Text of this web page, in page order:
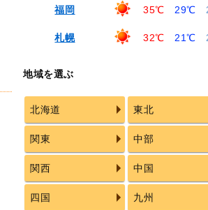
福岡 35℃ 29℃
札幌 32℃ 21℃
地域を選ぶ
北海道 東北
関東 中部
関西 中国
四国 九州